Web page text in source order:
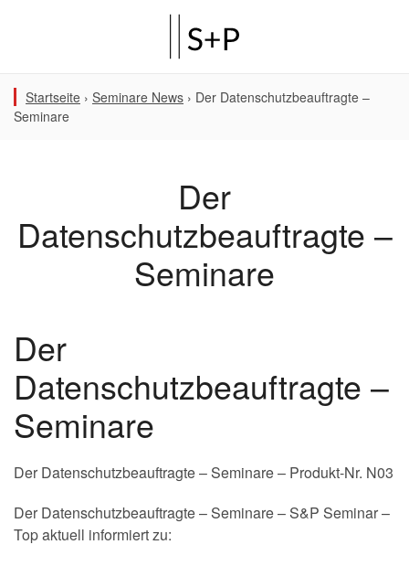
Startseite › Seminare News › Der Datenschutzbeauftragte –
Seminare
Der
Datenschutzbeauftragte –
Seminare
Der
Datenschutzbeauftragte –
Seminare
Der Datenschutzbeauftragte – Seminare – Produkt-Nr. N03
Der Datenschutzbeauftragte – Seminare – S&P Seminar –
Top aktuell informiert zu: